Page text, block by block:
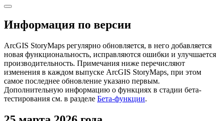
Информация по версии
ArcGIS StoryMaps регулярно обновляется, в него добавляется
новая функциональность, исправляются ошибки и улучшается
производительность. Примечания ниже перечисляют
изменения в каждом выпуске ArcGIS StoryMaps, при этом
самое последнее обновление указано первым.
Дополнительную информацию о функциях в стадии бета-
тестирования см. в разделе Бета-функции.